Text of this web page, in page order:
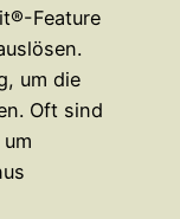
Feature
um die
Oft sind